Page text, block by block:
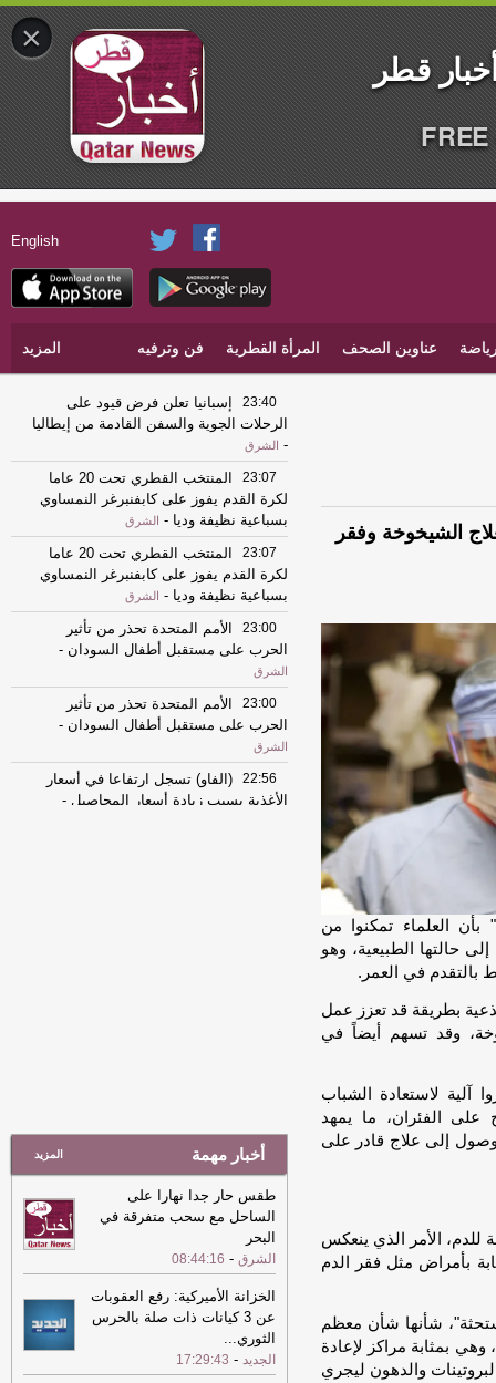
English
عناوين الصحف المرأة القطرية فن وترفيه المزيد
الشيخوخة وفقر
العلماء تمكنوا من
إلى حالتها الطبيعية، وهو
بالتقدم في العمر.
بطريقة قد تعزز عمل
وقد تسهم أيضاً في
آلية لاستعادة الشباب
على الفئران، ما يمهد
إلى علاج قادر على
للدم، الأمر الذي ينعكس
بأمراض مثل فقر الدم
شأنها شأن معظم
بمثابة مراكز لإعادة
والدهون ليجري
23:40
إسبانيا تعلن فرض قيود على
الرحلات الجوية والسفن القادمة من إيطاليا
-
الشرق
23:07
المنتخب القطري تحت 20 عاما
لكرة القدم يفوز على كابفنبرغر النمساوي
بسباعية نظيفة وديا - الشرق
23:07
المنتخب القطري تحت 20 عاما
لكرة القدم يفوز على كابفنبرغر النمساوي
بسباعية نظيفة وديا - الشرق
23:00
الأمم المتحدة تحذر من تأثير
الحرب على مستقبل أطفال السودان -
الشرق
23:00
الأمم المتحدة تحذر من تأثير
الحرب على مستقبل أطفال السودان -
الشرق
22:56
(الفاو) تسجل ارتفاعا في أسعار
الأغذية بسبب زيادة أسعار المحاصيل -
22:09
(أوتشا) تؤكد وجود تحسن محدود
في دخول المساعدات إلى غزة-الشرق
22:09
(أوتشا) تؤكد وجود تحسن محدود
في دخول المساعدات إلى غزة
الشرق
21:44
مجلس الشيوخ الأمريكي يتبنى
مشروع عقوبات جديدة على روسيا
21:44
مجلس الشيوخ الأمريكي يتبنى
مشروع عقوبات جديدة على روسيا
21:33
الرئيس اللبناني يكشف عن تقدم
أخبار مهمة المزيد
طقس حار جدا نهارا على
الساحل مع سحب متفرقة في
البحر
الشرق -
08:44:16
الخزانة الأميركية: رفع العقوبات
عن 3 كيانات ذات صلة بالحرس
الثوري...
الجديد -
17:29:43
×